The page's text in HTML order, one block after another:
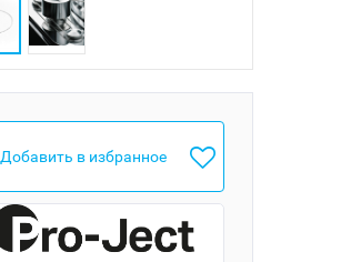
Добавить в избранное